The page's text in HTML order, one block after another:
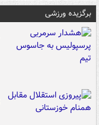
برگزیده ورزشی